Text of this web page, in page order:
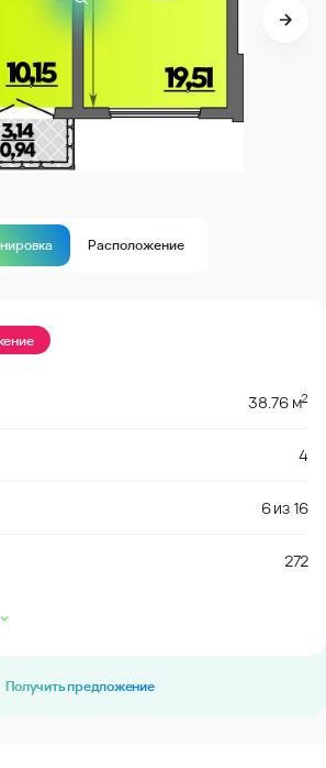
Расположение
38.76 м2
4
6из16
272
Получить предложение